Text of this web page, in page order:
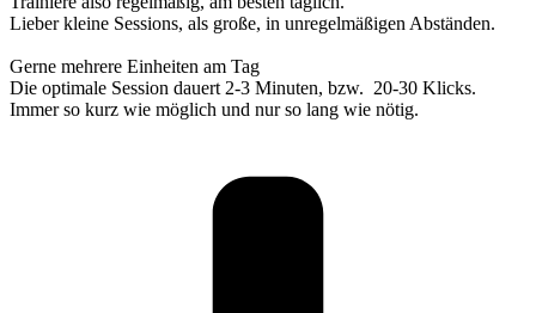
Lieber kleine Sessions, als große, in unregelmäßigen Abständen.
Gerne mehrere Einheiten am Tag
Die optimale Session dauert 2-3 Minuten, bzw. 20-30 Klicks.
Immer so kurz wie möglich und nur so lang wie nötig.